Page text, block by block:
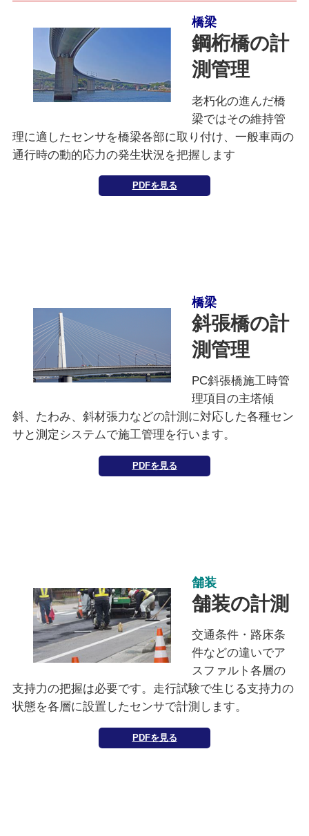
橋梁
鋼桁橋の計
測管理
老朽化の進んだ橋
梁ではその維持管
理に適したセンサを橋梁各部に取り付け、一般車両の
通行時の動的応力の発生状況を把握します
PDFを見る
橋梁
斜張橋の計
測管理
PC斜張橋施工時管
理項目の主塔傾
斜、たわみ、斜材張力などの計測に対応した各種セン
サと測定システムで施工管理を行います。
PDFを見る
舗装
舗装の計測
交通条件・路床条
件などの違いでア
スファルト各層の
支持力の把握は必要です。走行試験で生じる支持力の
状態を各層に設置したセンサで計測します。
PDFを見る